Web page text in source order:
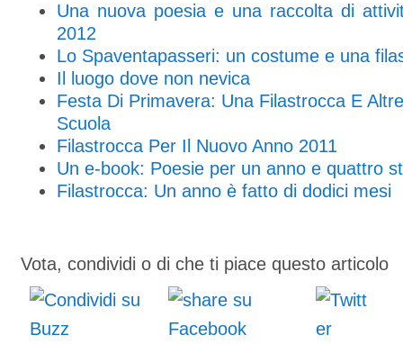
Una nuova poesia e una raccolta di
2012
Lo Spaventapasseri: un costume e una
Il luogo dove non nevica
Festa Di Primavera: Una Filastrocca E
Scuola
Filastrocca Per Il Nuovo Anno 2011
Un e-book: Poesie per un anno e quattro
Filastrocca: Un anno è fatto di dodici mesi
Vota, condividi o di che ti piace questo articolo